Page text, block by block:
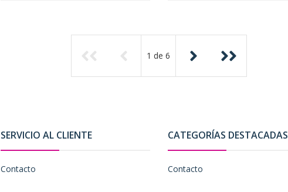
1 de 6
SERVICIO AL CLIENTE
Contacto
CATEGORÍAS DESTACADAS
Contacto